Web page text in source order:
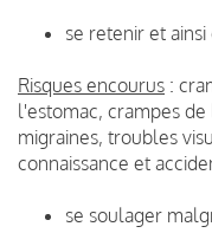
se retenir et
Risques encourus :
l'estomac, crampes
migraines, troubles
connaissance et
se soulager